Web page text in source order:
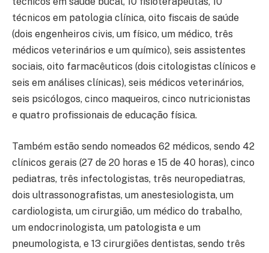
técnicos em patologia clínica, oito fiscais de saúde
(dois engenheiros civis, um físico, um médico, três
médicos veterinários e um químico), seis assistentes
sociais, oito farmacêuticos (dois citologistas clínicos e
seis em análises clínicas), seis médicos veterinários,
seis psicólogos, cinco maqueiros, cinco nutricionistas
e quatro profissionais de educação física.
Também estão sendo nomeados 62 médicos, sendo 42
clínicos gerais (27 de 20 horas e 15 de 40 horas), cinco
pediatras, três infectologistas, três neuropediatras,
dois ultrassonografistas, um anestesiologista, um
cardiologista, um cirurgião, um médico do trabalho,
um endocrinologista, um patologista e um
pneumologista, e 13 cirurgiões dentistas, sendo três